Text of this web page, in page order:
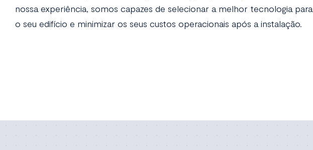
nossa experiência, somos capazes de selecionar a melhor tecnologia para
o seu edifício e minimizar os seus custos operacionais após a instalação.